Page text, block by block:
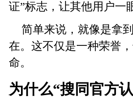
证”标志，让其他用户一
简单来说，就像是拿
在。这不仅是一种荣誉
命。
为什么“搜同官方